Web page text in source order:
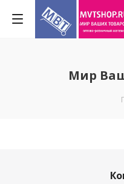
Мир